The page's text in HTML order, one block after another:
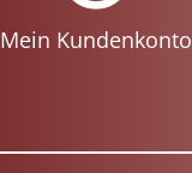
Mein Kundenkonto